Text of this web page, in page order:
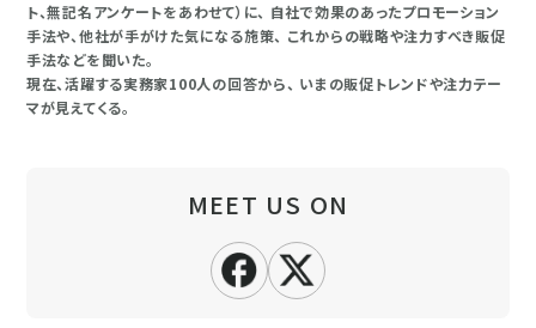
ト、無記名アンケートをあわせて）に、 自社で効果のあったプロモーション
手法や、他社が手がけた気になる施策、 これからの戦略や注力すべき販促
手法などを聞いた。
現在、活躍する実務家100人の回答から、 いまの販促トレンドや注力テー
マが見えてくる。
MEET US ON